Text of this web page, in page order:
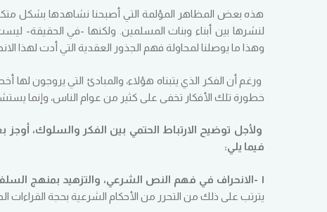
هذه بعض المظاهر المؤلمة التي أصبحنا نشاهدها بشكل
لنشرها بين أبناء وبنات المسلمين. ولكنها -في الحقيقة-
وهذا ما يوصلنا لمحاولة فهم الجذور العقدية التي أدت لهذا
ورغم أن الفكر الذي يتبناه هؤلاء، والمبادئ التي يروجون لها
خطورة تلك الأفكار تخفى على كثير من عوام الناس، وإنما
ولأجل توضيح الارتباط الحتمي بين الفكر والسلوك،
فيما يلي:
١ -الانحراف في فهم النص الشرعي، والتزهيد بمنهج السلف وأسبقيتهم في فهم النصوص.
يترتب على ذلك من التحرر من الأحكام الشرعية بحجة القراءات